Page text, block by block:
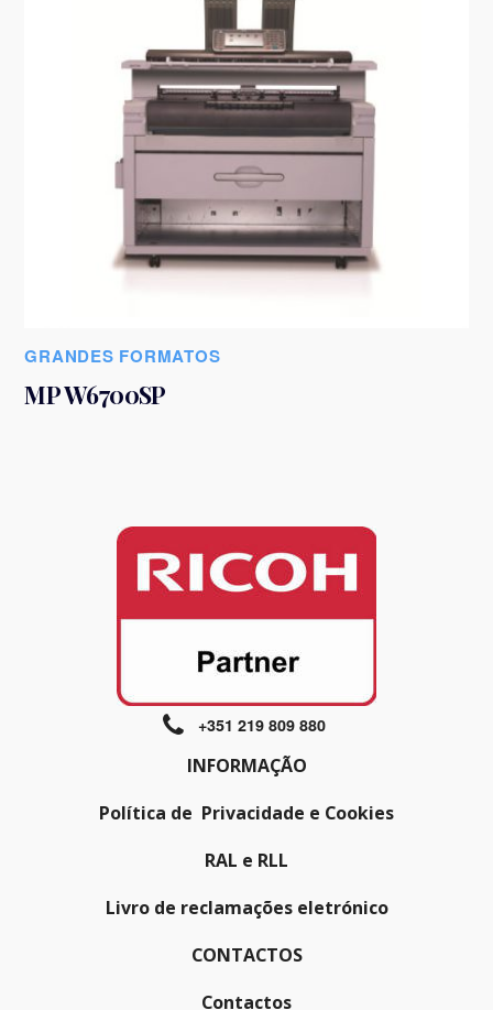
GRANDES FORMATOS
MP W6700SP
+351 219 809 880
INFORMAÇÃO
Política de Privacidade e Cookies
RAL e RLL
Livro de reclamações eletrónico
CONTACTOS
Contactos